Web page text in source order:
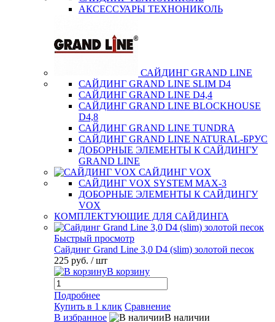
АКСЕССУАРЫ ТЕХНОНИКОЛЬ
САЙДИНГ GRAND LINE
САЙДИНГ GRAND LINE SLIM D4
САЙДИНГ GRAND LINE D4,4
САЙДИНГ GRAND LINE BLOCKHOUSE
D4,8
САЙДИНГ GRAND LINE TUNDRA
САЙДИНГ GRAND LINE NATURAL-БРУС
ДОБОРНЫЕ ЭЛЕМЕНТЫ К САЙДИНГУ
GRAND LINE
САЙДИНГ VOX
САЙДИНГ VOX SYSTEM MAX-3
ДОБОРНЫЕ ЭЛЕМЕНТЫ К САЙДИНГУ
VOX
КОМПЛЕКТУЮЩИЕ ДЛЯ САЙДИНГА
Быстрый просмотр
Сайдинг Grand Line 3,0 D4 (slim) золотой песок
225 руб. / шт
В корзину
Подробнее
Купить в 1 клик Сравнение
В избранное
В наличии